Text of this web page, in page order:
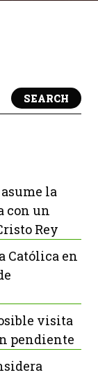
SEARCH
la
con un
Rey
Católica en
visita
pendiente